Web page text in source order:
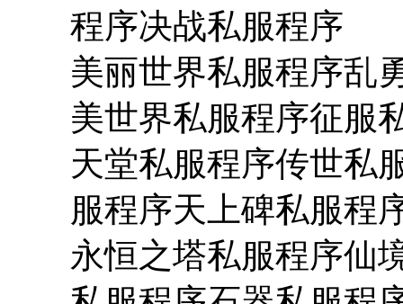
程序决战私服程序
美丽世界私服程序乱
美世界私服程序征服
天堂私服程序传世私
服程序天上碑私服程
永恒之塔私服程序仙